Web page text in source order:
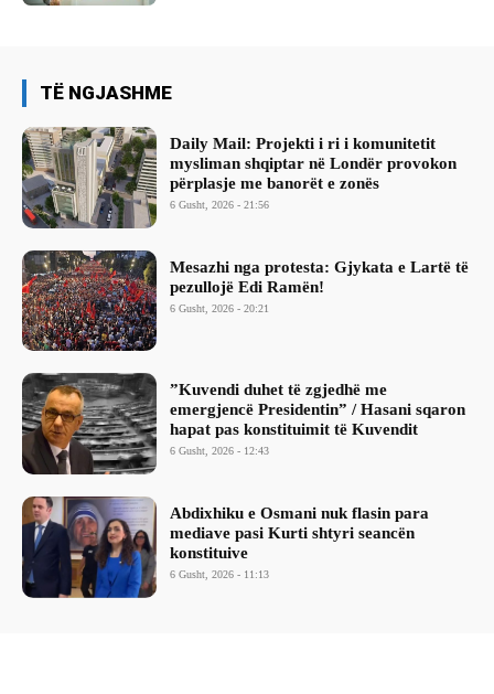
TË NGJASHME
Daily Mail: Projekti i ri i komunitetit
mysliman shqiptar në Londër provokon
përplasje me banorët e zonës
6 Gusht, 2026 - 21:56
Mesazhi nga protesta: Gjykata e Lartë të
pezullojë Edi Ramën!
6 Gusht, 2026 - 20:21
​”Kuvendi duhet të zgjedhë me
emergjencë Presidentin” / Hasani sqaron
hapat pas konstituimit të Kuvendit
6 Gusht, 2026 - 12:43
Abdixhiku e Osmani nuk flasin para
mediave pasi Kurti shtyri seancën
konstituive
6 Gusht, 2026 - 11:13